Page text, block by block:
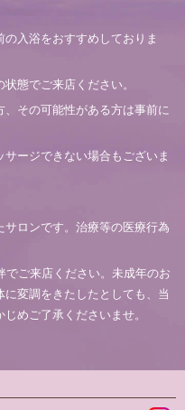
の入浴をおすすめしておりま
態でご来店ください。
、その可能性がある方は事前に
サージできない場合もございま
サロンです。治療等の医療行為
でご来店ください。未成年のお
変調をきたしたとしても、当
めご了承くださいませ。